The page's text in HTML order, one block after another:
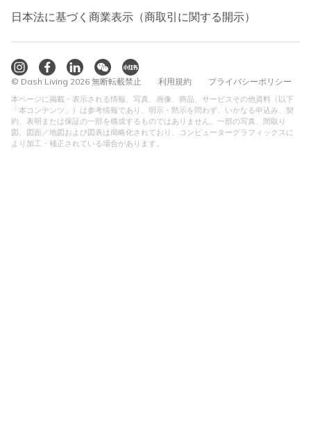
日本法に基づく商業表示（商取引に関する開示）
© Dash Living 2026 無断転載禁止 利用規約 プライバシーポリシー
本ページに掲載・表示される情報、写真、画像、商品、サービスその他資料（以下
「本コンテンツ」）は参考情報であり、明示・黙示を問わず、いかなる申込み、契
約、表明または保証の一部を構成するものではありません。一部の写真、間取り
図、図面／地図および図表は簡略化されており、コンピューターグラフィックスに
より加工・補正されている場合があります。